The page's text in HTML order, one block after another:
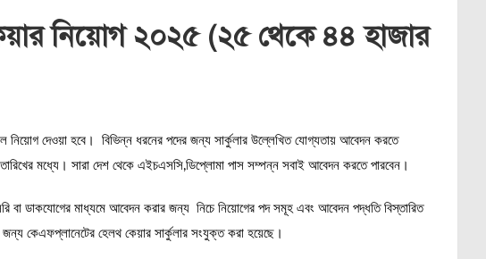
নিয়োগ ২০২৫ (২৫ থেকে ৪৪ হাজার
নিয়োগ দেওয়া হবে। বিভিন্ন ধরনের পদের জন্য সার্কুলার উল্লেখিত যোগ্যতায় আবেদন করতে
মধ্যে। সারা দেশ থেকে এইচএসসি,ডিপ্লোমা পাস সম্পন্ন সবাই আবেদন করতে পারবেন।
বা ডাকযোগের মাধ্যমে আবেদন করার জন্য নিচে নিয়োগের পদ সমূহ এবং আবেদন পদ্ধতি বিস্তারিত
কেএফপ্লানেটের হেলথ কেয়ার সার্কুলার সংযুক্ত করা হয়েছে।